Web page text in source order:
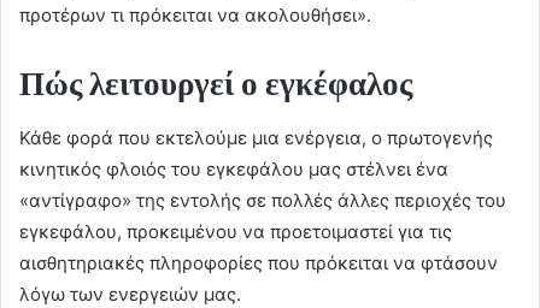
προτέρων τι πρόκειται να ακολουθήσει».
Πώς λειτουργεί ο εγκέφαλος
Κάθε φορά που εκτελούμε μια ενέργεια, ο πρωτογενής
κινητικός φλοιός του εγκεφάλου μας στέλνει ένα
«αντίγραφο» της εντολής σε πολλές άλλες περιοχές του
εγκεφάλου, προκειμένου να προετοιμαστεί για τις
αισθητηριακές πληροφορίες που πρόκειται να φτάσουν
λόγω των ενεργειών μας.